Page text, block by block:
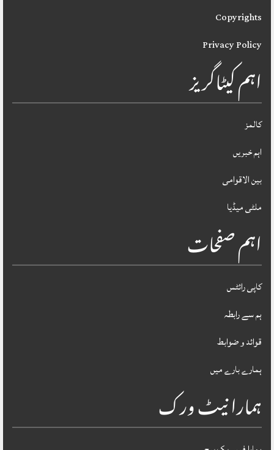
Copyrights
Privacy Policy
اہم کیٹاگریز
کالمز
اہم خبریں
بین الاقوامی
ملٹی میڈیا
اہم صفحات
کاپی رائٹس
ہم سے رابطہ
قوائد و ضوابط
ہمارے بارے میں
ہمارا نیٹ ورک